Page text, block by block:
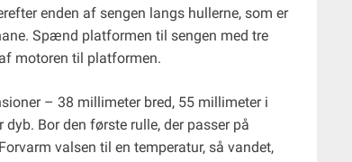
enden af ​​sengen langs hullerne, som er
Spænd platformen til sengen med tre
motoren til platformen.
– 38 millimeter bred, 55 millimeter i
Bor den første rulle, der passer på
valsen til en temperatur, så vandet,